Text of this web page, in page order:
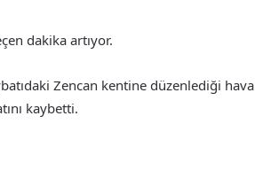
dakika artıyor.
Zencan kentine düzenlediği hava
kaybetti.